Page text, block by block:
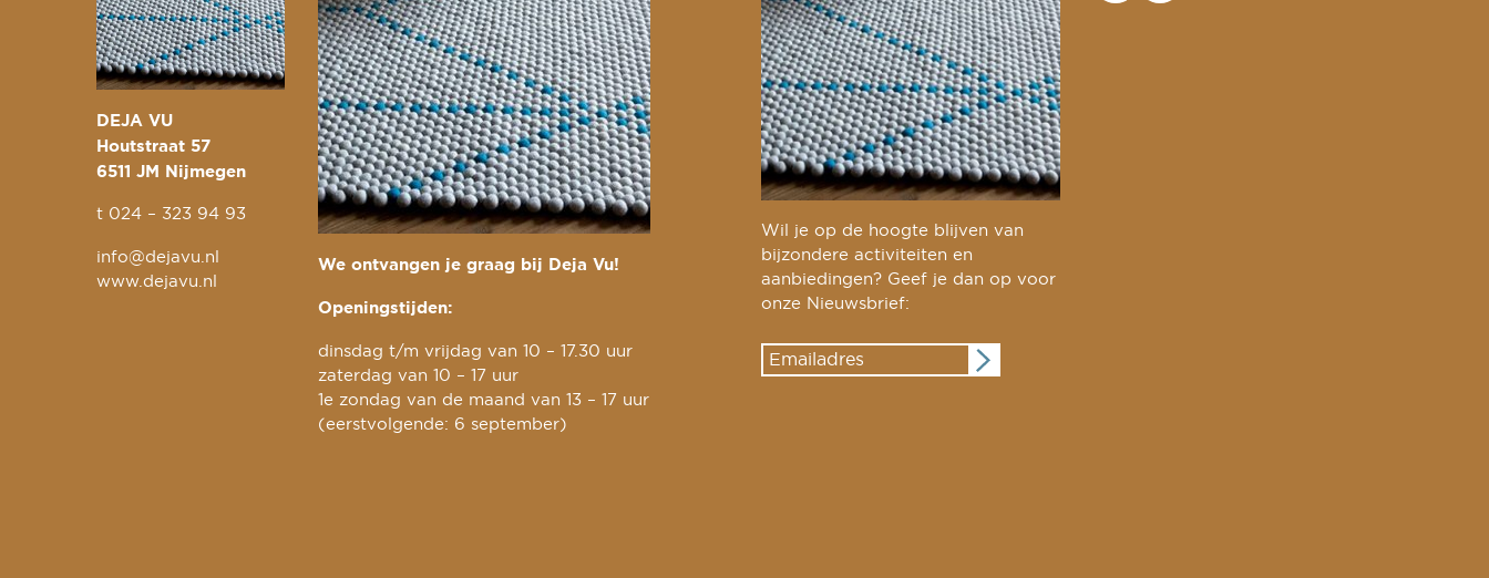
DEJA VU
Houtstraat 57
6511 JM Nijmegen
t 024 – 323 94 93
info@dejavu.nl
www.dejavu.nl
We ontvangen je graag bij Deja Vu!
Openingstijden:
dinsdag t/m vrijdag van 10 – 17.30 uur
zaterdag van 10 – 17 uur
1e zondag van de maand van 13 – 17 uur
(eerstvolgende: 6 september)
Wil je op de hoogte blijven van
bijzondere activiteiten en
aanbiedingen? Geef je dan op voor
onze Nieuwsbrief: